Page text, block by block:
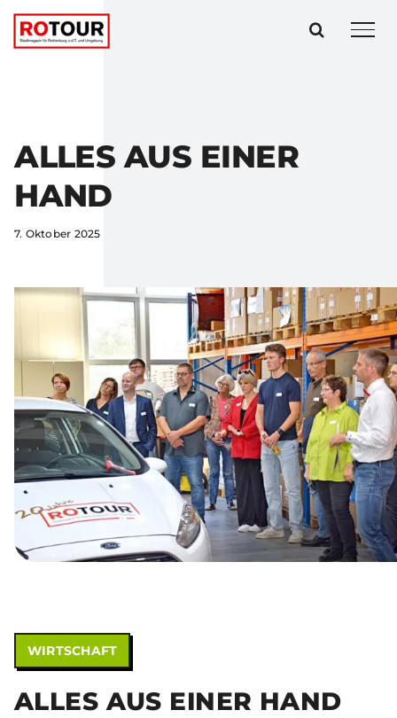
Zum
Inhalt
ALLES AUS EINER
HAND
7. Oktober 2025
WIRTSCHAFT
ALLES AUS EINER HAND